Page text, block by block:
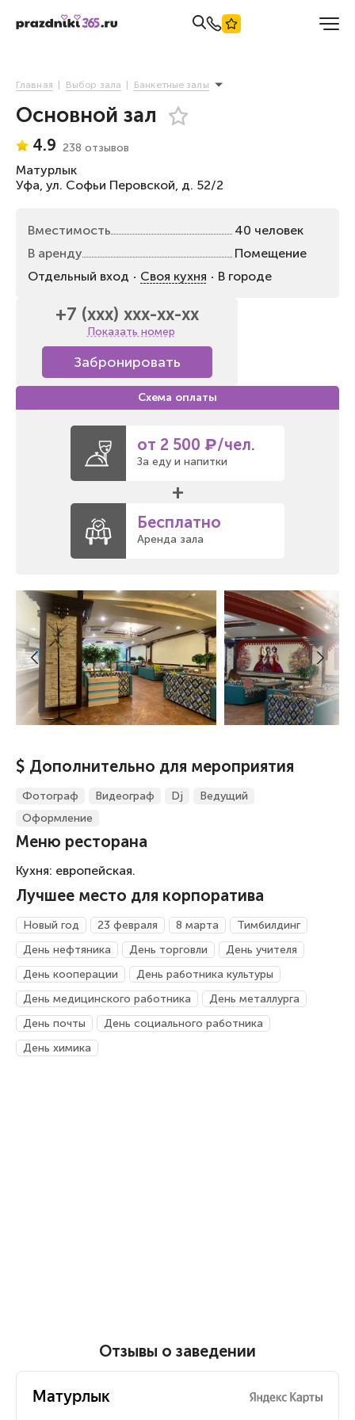
Главная Выбор зала Банкетные залы
Основной зал
4.9 238 отзывов
Матурлык
Уфа, ул. Софьи Перовской, д. 52/2
Вместимость
40 человек
В аренду
Помещение
Отдельный вход
Своя кухня В городе
от 2 500 ₽/чел.
За еду и напитки
+
Бесплатно
Аренда зала
+7 (xxx) xxx-xx-xx
Показать номер
Забронировать
$ Дополнительно для мероприятия
Фотограф Видеограф Dj
Ведущий
Оформление
Меню ресторана
Кухня: европейская.
Лучшее место для корпоратива
Новый год 23 февраля 8 марта
Тимбилдинг
День нефтяника
День торговли
День учителя
День кооперации
День работника культуры
День медицинского работника
День металлурга
День почты
День социального работника
День химика
Отзывы о заведении